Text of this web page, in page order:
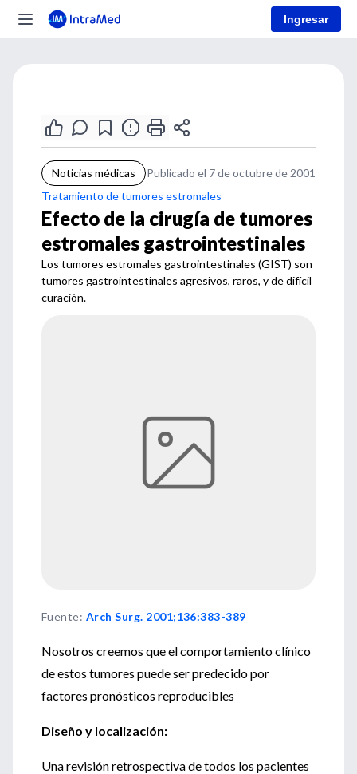
Ingresar
Noticias médicas
Publicado el 7 de octubre de 2001
Tratamiento de tumores estromales
Efecto de la cirugía de tumores
estromales gastrointestinales
Los tumores estromales gastrointestinales (GIST) son
tumores gastrointestinales agresivos, raros, y de difícil
curación.
Fuente: Arch Surg. 2001;136:383-389
Nosotros creemos que el comportamiento clínico
de estos tumores puede ser predecido por
factores pronósticos reproducibles
Diseño y localización:
Una revisión retrospectiva de todos los pacientes